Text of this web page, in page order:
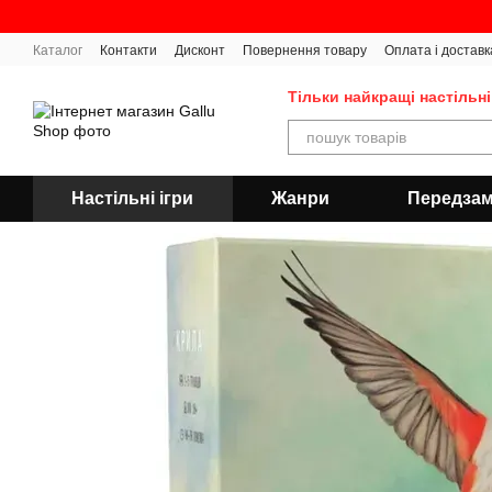
Каталог Контакти Дисконт Повернення товару Оплата і
Тільки найкращі
Настільні ігри Жанри